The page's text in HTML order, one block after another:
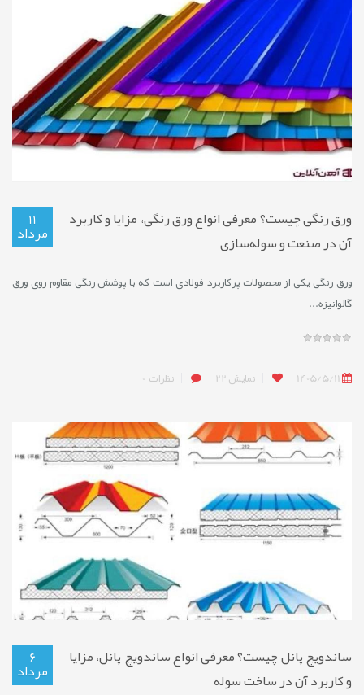
11
مرداد
ورق رنگی چیست؟ معرفی انواع ورق رنگی، مزایا و کاربرد
آن در صنعت و سوله‌سازی
ورق رنگی یکی از محصولات پرکاربرد فولادی است که با پوشش رنگی مقاوم روی ورق
گالوانیزه...
1405/5/11 نمایش نظرات
6
مرداد
ساندویچ پانل چیست؟ معرفی انواع ساندویچ پانل، مزایا
و کاربرد آن در ساخت سوله